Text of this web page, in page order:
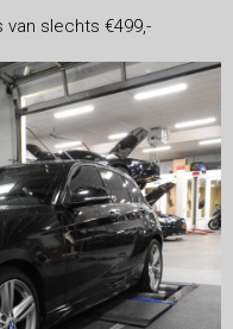
van slechts €499,-